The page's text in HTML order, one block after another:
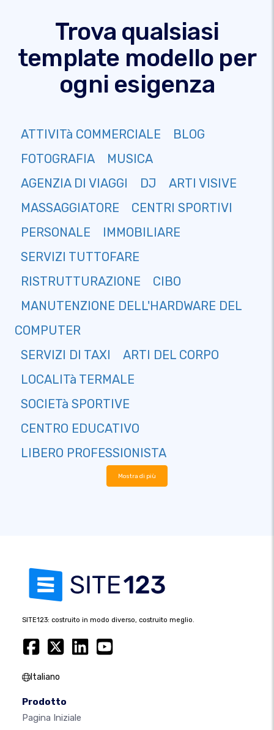
Trova qualsiasi
template modello per
ogni esigenza
ATTIVITà COMMERCIALE
BLOG
FOTOGRAFIA
MUSICA
AGENZIA DI VIAGGI
DJ
ARTI VISIVE
MASSAGGIATORE
CENTRI SPORTIVI
PERSONALE
IMMOBILIARE
SERVIZI TUTTOFARE
RISTRUTTURAZIONE
CIBO
MANUTENZIONE DELL'HARDWARE DEL
COMPUTER
SERVIZI DI TAXI
ARTI DEL CORPO
LOCALITà TERMALE
SOCIETà SPORTIVE
CENTRO EDUCATIVO
LIBERO PROFESSIONISTA
Mostra di più
SITE123: costruito in modo diverso, costruito meglio.
Italiano
Prodotto
Pagina Iniziale